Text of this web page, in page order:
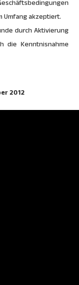
Umfang akzeptiert.
durch Aktivierung
die Kenntnisnahme
2012